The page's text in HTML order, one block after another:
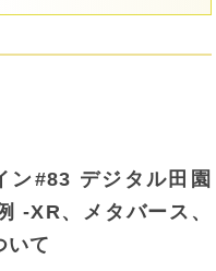
ン#83 デジタル田園
-XR、メタバース、
いて